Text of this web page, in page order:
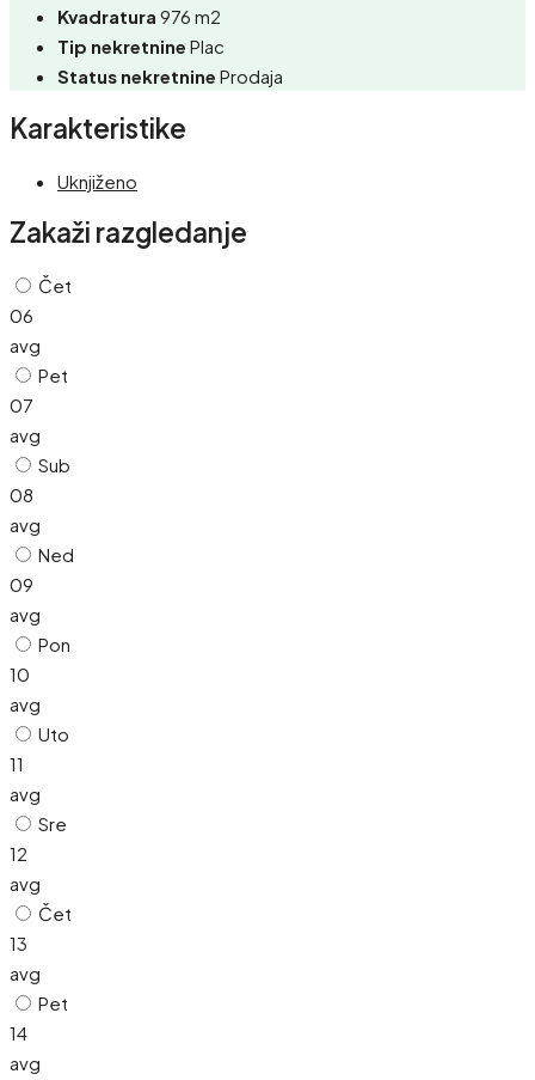
Kvadratura 976 m2
Tip nekretnine Plac
Status nekretnine Prodaja
Karakteristike
Uknjiženo
Zakaži razgledanje
Čet
06
avg
Pet
07
avg
Sub
08
avg
Ned
09
avg
Pon
10
avg
Uto
11
avg
Sre
12
avg
Čet
13
avg
Pet
14
avg